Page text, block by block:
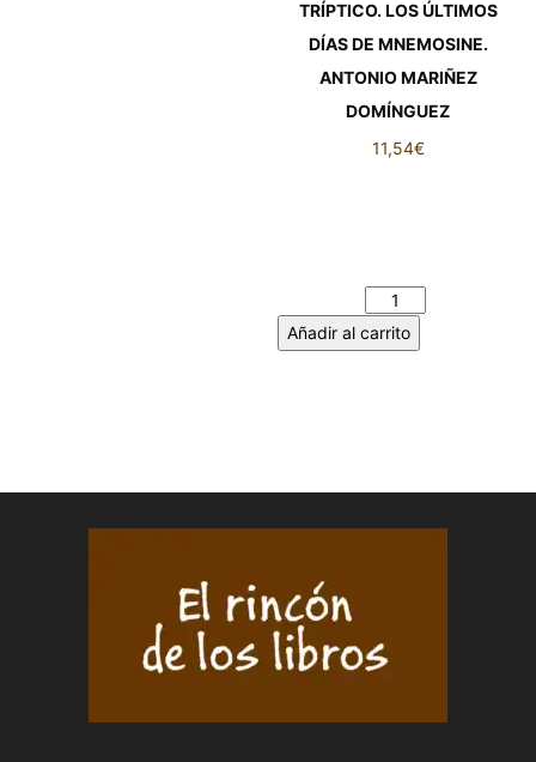
TRÍPTICO. LOS ÚLTIMOS
DÍAS DE MNEMOSINE.
ANTONIO MARIÑEZ
DOMÍNGUEZ
11,54€
Añadir al carrito